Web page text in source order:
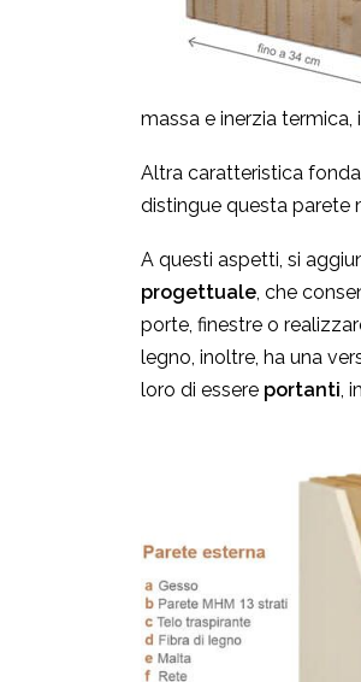
massa e inerzia
Altra caratteristica
distingue questa parete
A questi aspetti, si
progettuale , che
porte, finestre o
legno, inoltre, ha una
loro di essere portanti ,